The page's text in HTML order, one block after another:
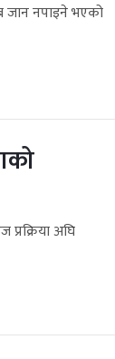
जान नपाइने भएको
अघि